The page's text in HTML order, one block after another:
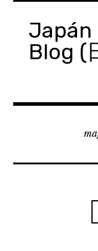
Japán
Blog (